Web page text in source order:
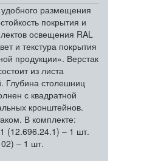
размещения
покрытия и
освещения RAL
и текстура покрытия
продукции». Верстак
из листа
Глубина столешниц
с квадратной
кронштейнов.
В комплекте:
(12.696.24.1) – 1 шт.
– 1 шт.